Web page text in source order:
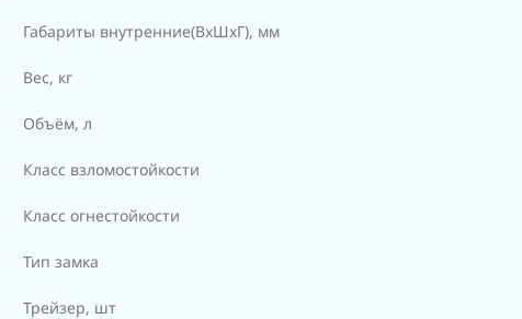
Габариты внутренние(ВхШхГ), мм
Вес, кг
Объём, л
Класс взломостойкости
Класс огнестойкости
Тип замка
Трейзер, шт